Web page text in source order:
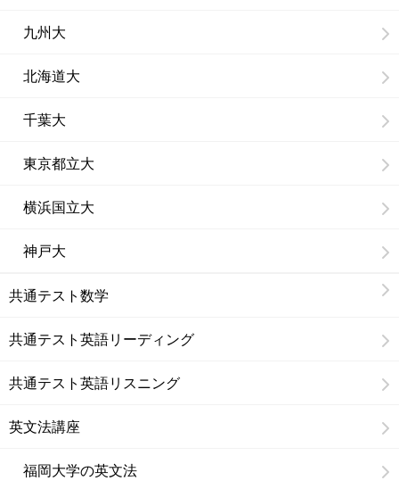
九州大
北海道大
千葉大
東京都立大
横浜国立大
神戸大
共通テスト数学
共通テスト英語リーディング
共通テスト英語リスニング
英文法講座
福岡大学の英文法